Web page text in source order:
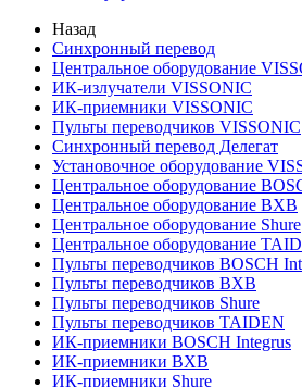
Назад
Синхронный перевод
Центральное оборудование
ИК-излучатели VISSONIC
ИК-приемники VISSONIC
Пульты переводчиков VISSONIC
Синхронный перевод Делегат
Установочное оборудование
Центральное оборудование
Центральное оборудование BXB
Центральное оборудование Shure
Центральное оборудование
Пульты переводчиков BOSCH
Пульты переводчиков BXB
Пульты переводчиков Shure
Пульты переводчиков TAIDEN
ИК-приемники BOSCH Integrus
ИК-приемники BXB
ИК-приемники Shure